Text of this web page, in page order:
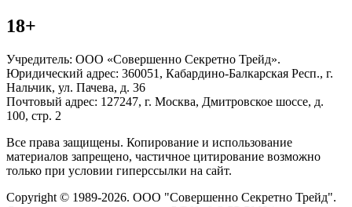
18+
Учредитель: ООО «Совершенно Секретно Трейд».
Юридический адрес: 360051, Кабардино-Балкарская Респ., г.
Нальчик, ул. Пачева, д. 36
Почтовый адрес: 127247, г. Москва, Дмитровское шоссе, д.
100, стр. 2
Все права защищены. Копирование и использование
материалов запрещено, частичное цитирование возможно
только при условии гиперссылки на сайт.
Copyright © 1989-2026. ООО "Совершенно Секретно Трейд".